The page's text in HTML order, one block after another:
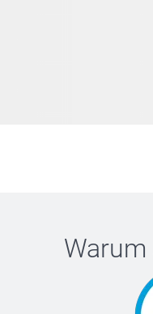
Warum